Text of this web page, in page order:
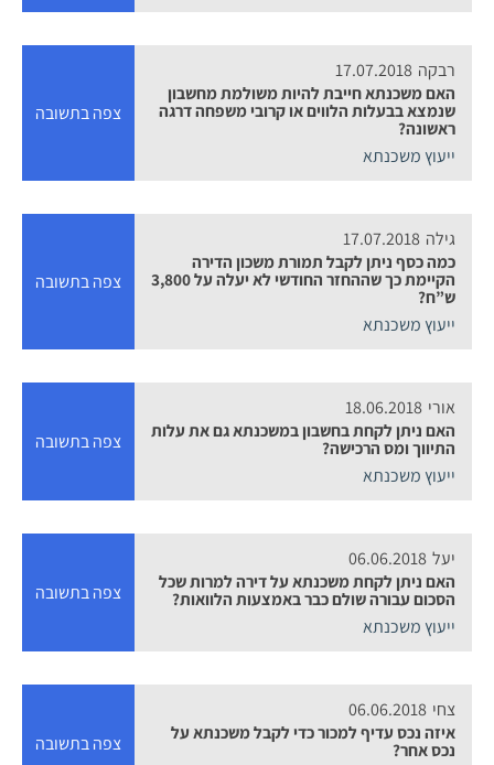
רבקה 17.07.2018
האם משכנתא חייבת להיות משולמת מחשבון
שנמצא בבעלות הלווים או קרובי משפחה דרגה
ראשונה?
ייעוץ משכנתא
צפה בתשובה
גילה 17.07.2018
כמה כסף ניתן לקבל תמורת משכון הדירה
הקיימת כך שההחזר החודשי לא יעלה על 3,800
ש”ח?
ייעוץ משכנתא
צפה בתשובה
אורי 18.06.2018
האם ניתן לקחת בחשבון במשכנתא גם את עלות
התיווך ומס הרכישה?
ייעוץ משכנתא
צפה בתשובה
יעל 06.06.2018
האם ניתן לקחת משכנתא על דירה למרות שכל
הסכום עבורה שולם כבר באמצעות הלוואות?
ייעוץ משכנתא
צפה בתשובה
צחי 06.06.2018
איזה נכס עדיף למכור כדי לקבל משכנתא על
נכס אחר?
צפה בתשובה